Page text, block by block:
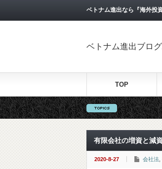
ベトナム進出なら『海外投
ベトナム進出ブロ
TOP
有限会社の増資と減
2020-8-27 会社法